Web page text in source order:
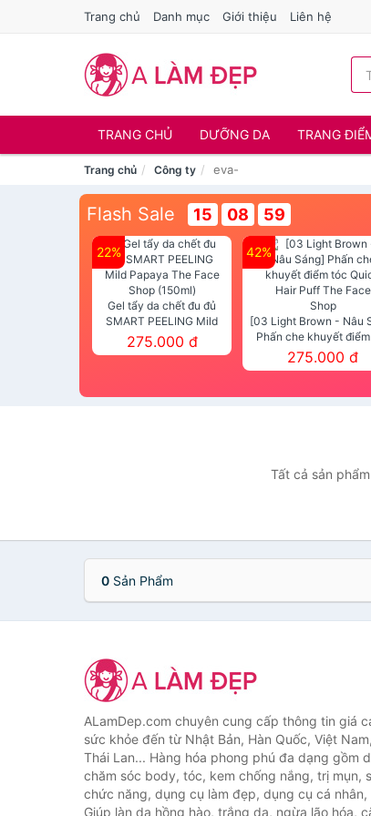
Trang chủ Danh mục Giới thiệu Liên hệ
TRANG CHỦ DƯỠNG DA TRANG
Trang chủ Công ty eva-
Flash Sale 15 08 59
22%
Gel tẩy da chết đu đủ
SMART PEELING Mild
Papaya The Face Shop
(150ml)
275.000 đ
42%
[03 Light Brown - Nâu
Phấn che khuyết
Quick Hair Puff The Face
275.000 đ
Tất cả sản
0 Sản Phẩm
ALamDep.com chuyên cung cấp thông tin giá
sức khỏe đến từ Nhật Bản, Hàn Quốc, Việt
Thái Lan... Hàng hóa phong phú đa dạng gồm
chăm sóc body, tóc, kem chống nắng, trị mụn,
chức năng, dụng cụ làm đẹp, dụng cụ cá
Giúp làn da hồng hào, trắng da, ngừa lão hóa,